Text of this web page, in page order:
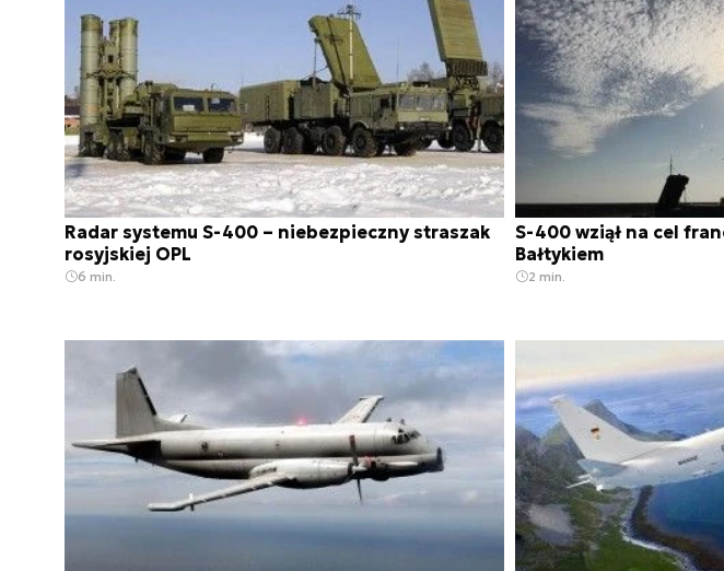
Radar systemu S-400 – niebezpieczny straszak
rosyjskiej OPL
6 min.
S-400 wziął na cel
Bałtykiem
2 min.